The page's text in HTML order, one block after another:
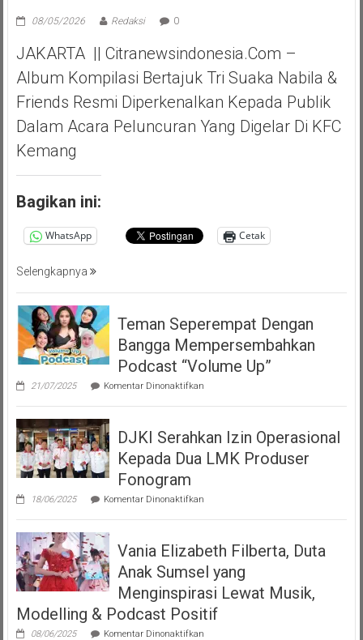
08/05/2026 Redaksi 0
JAKARTA || Citranewsindonesia.com –
Album Kompilasi Bertajuk Tri Suaka Nabila &
Friends Resmi Diperkenalkan Kepada Publik
Dalam Acara Peluncuran Yang Digelar Di KFC
Kemang
Bagikan ini:
WhatsApp Cetak
Selengkapnya
Teman Seperempat Dengan
Bangga Mempersembahkan
Podcast “Volume Up”
21/07/2025 Komentar Dinonaktifkanpada
Seperempat
Bangga
Mempersembahkan
Podcast
DJKI Serahkan Izin Operasional
Kepada Dua LMK Produser
Fonogram
18/06/2025 Komentar Dinonaktifkanpada
Serahkan
Operasional
Kepada
Dua
LMK
Produser
Fonogram
Vania Elizabeth Filberta, Duta
Anak Sumsel yang
Menginspirasi Lewat Musik,
Modelling & Podcast Positif
08/06/2025 Komentar Dinonaktifkanpada